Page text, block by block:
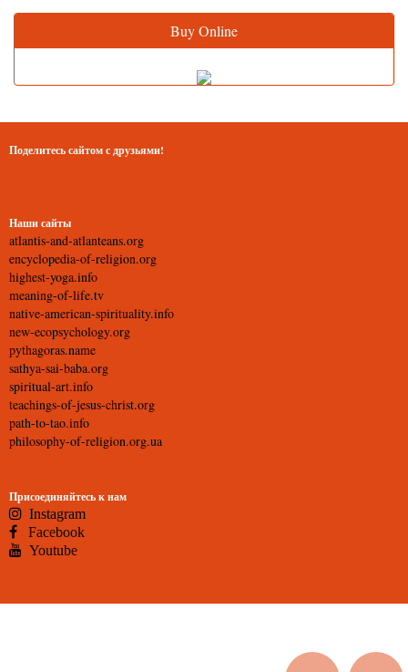
Buy Online
Поделитесь сайтом с друзьями!
Наши сайты
atlantis-and-atlanteans.org
encyclopedia-of-religion.org
highest-yoga.info
meaning-of-life.tv
native-american-spirituality.info
new-ecopsychology.org
pythagoras.name
sathya-sai-baba.org
spiritual-art.info
teachings-of-jesus-christ.org
path-to-tao.info
philosophy-of-religion.org.ua
Присоединяйтесь к нам
Instagram
Facebook
Youtube